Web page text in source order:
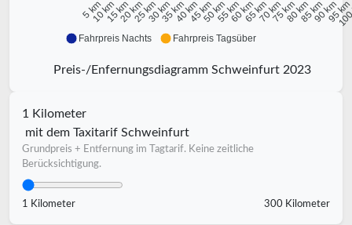
5 km
10 km15 km20 km25 km30 km35 km40 km45 km50 km55 km60 km65 km70 km75 km80 km85 km90 km95 km
Fahrpreis Nachts Fahrpreis Tagsüber
Preis-/Enfernungsdiagramm Schweinfurt 2023
1 Kilometer
mit dem Taxitarif Schweinfurt
Grundpreis + Entfernung im Tagtarif. Keine zeitliche
Berücksichtigung.
1 Kilometer 300 Kilometer